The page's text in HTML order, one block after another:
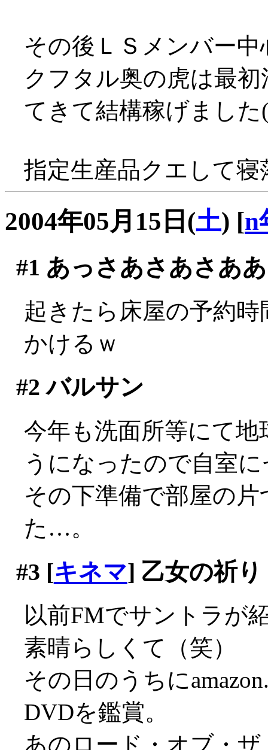
その後ＬＳメンバー
クフタル奥の虎は最
てきて結構稼げまし
指定生産品クエして寝
2004年05月15日(土) [n
#1 あっさあさあさあ
起きたら床屋の予約
かけるｗ
#2 バルサン
今年も洗面所等にて
うになったので自室
その下準備で部屋の
た…。
#3 [キネマ] 乙女の祈り
以前FMでサントラが
素晴らしくて（笑）
その日のうちに
DVDを鑑賞。
あのロード・オブ・